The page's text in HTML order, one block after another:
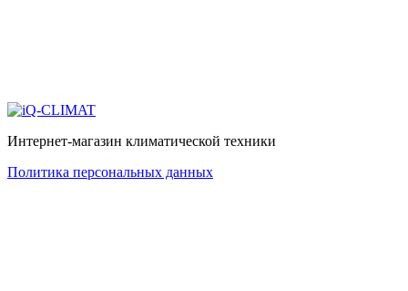
Интернет-магазин климатической техники
Политика персональных данных